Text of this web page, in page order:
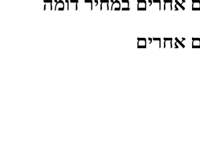
אחרים במחיר דומה
אחרים